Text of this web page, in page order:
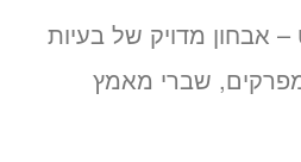
אבחון מדויק של בעיות
שברי מאמץ